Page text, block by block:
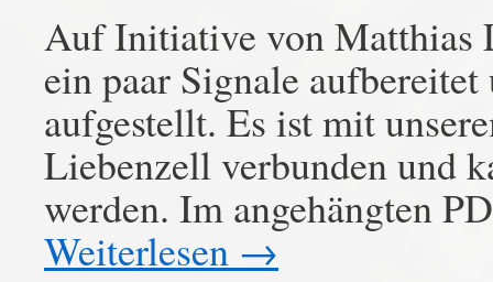
Auf Initiative von Matthias
ein paar Signale
aufgestellt. Es ist mit
Liebenzell verbunden und
werden. Im angehängten
Weiterlesen →